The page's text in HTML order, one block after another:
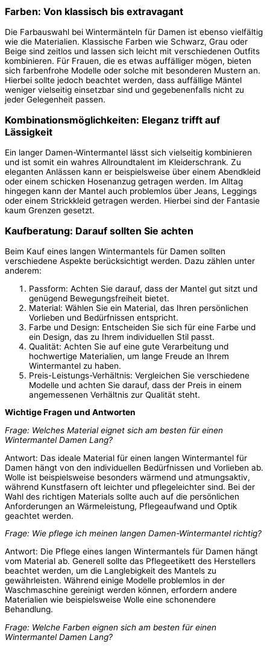
Farben: Von klassisch bis extravagant
Die Farbauswahl bei Wintermänteln für Damen ist ebenso vielfältig
wie die Materialien. Klassische Farben wie Schwarz, Grau oder
Beige sind zeitlos und lassen sich leicht mit verschiedenen Outfits
kombinieren. Für Frauen, die es etwas auffälliger mögen, bieten
sich farbenfrohe Modelle oder solche mit besonderen Mustern an.
Hierbei sollte jedoch beachtet werden, dass auffällige Mäntel
weniger vielseitig einsetzbar sind und gegebenenfalls nicht zu
jeder Gelegenheit passen.
Kombinationsmöglichkeiten: Eleganz trifft auf
Lässigkeit
Ein langer Damen-Wintermantel lässt sich vielseitig kombinieren
und ist somit ein wahres Allroundtalent im Kleiderschrank. Zu
eleganten Anlässen kann er beispielsweise über einem Abendkleid
oder einem schicken Hosenanzug getragen werden. Im Alltag
hingegen kann der Mantel auch problemlos über Jeans, Leggings
oder einem Strickkleid getragen werden. Hierbei sind der Fantasie
kaum Grenzen gesetzt.
Kaufberatung: Darauf sollten Sie achten
Beim Kauf eines langen Wintermantels für Damen sollten
verschiedene Aspekte berücksichtigt werden. Dazu zählen unter
anderem:
Passform: Achten Sie darauf, dass der Mantel gut sitzt und
genügend Bewegungsfreiheit bietet.
Material: Wählen Sie ein Material, das Ihren persönlichen
Vorlieben und Bedürfnissen entspricht.
Farbe und Design: Entscheiden Sie sich für eine Farbe und
ein Design, das zu Ihrem individuellen Stil passt.
Qualität: Achten Sie auf eine gute Verarbeitung und
hochwertige Materialien, um lange Freude an Ihrem
Wintermantel zu haben.
Preis-Leistungs-Verhältnis: Vergleichen Sie verschiedene
Modelle und achten Sie darauf, dass der Preis in einem
angemessenen Verhältnis zur Qualität steht.
Wichtige Fragen und Antworten
Frage: Welches Material eignet sich am besten für einen
Wintermantel Damen Lang?
Antwort: Das ideale Material für einen langen Wintermantel für
Damen hängt von den individuellen Bedürfnissen und Vorlieben ab.
Wolle ist beispielsweise besonders wärmend und atmungsaktiv,
während Kunstfasern oft leichter und pflegeleichter sind. Bei der
Wahl des richtigen Materials sollte auch auf die persönlichen
Anforderungen an Wärmeleistung, Pflegeaufwand und Optik
geachtet werden.
Frage: Wie pflege ich meinen langen Damen-Wintermantel richtig?
Antwort: Die Pflege eines langen Wintermantels für Damen hängt
vom Material ab. Generell sollte das Pflegeetikett des Herstellers
beachtet werden, um die Langlebigkeit des Mantels zu
gewährleisten. Während einige Modelle problemlos in der
Waschmaschine gereinigt werden können, erfordern andere
Materialien wie beispielsweise Wolle eine schonendere
Behandlung.
Frage: Welche Farben eignen sich am besten für einen
Wintermantel Damen Lang?